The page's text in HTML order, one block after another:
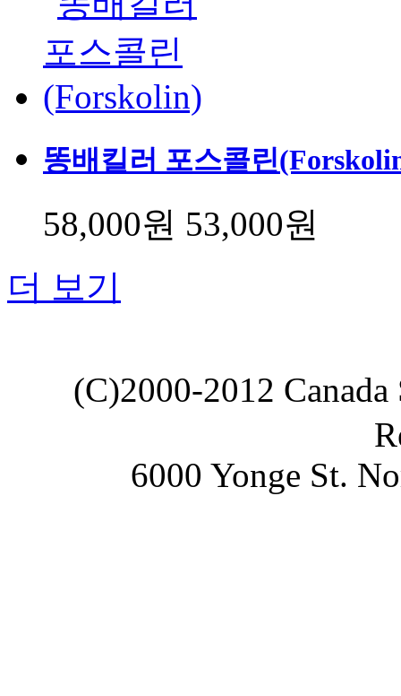
똥배킬러 포스콜린
58,000원 53,000원
더 보기
(C)2000-2012
6000 Yonge St.